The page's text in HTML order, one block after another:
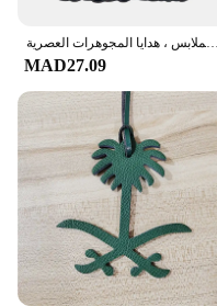
مضحك شقيق يقتبس دبوس المينا بروش ، دبابيس طية صدر ، شارة على ظهره ، اكسسوارات الملابس ، هدايا المجوهرات العصرية
MAD27.09